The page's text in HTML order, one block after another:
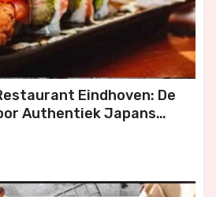
Eindhoven: De
Authentiek Japans